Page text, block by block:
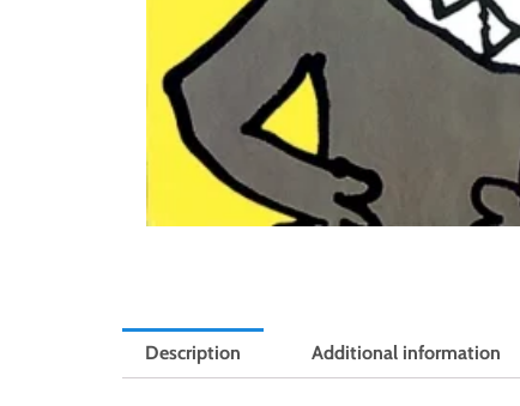
Description Additional information